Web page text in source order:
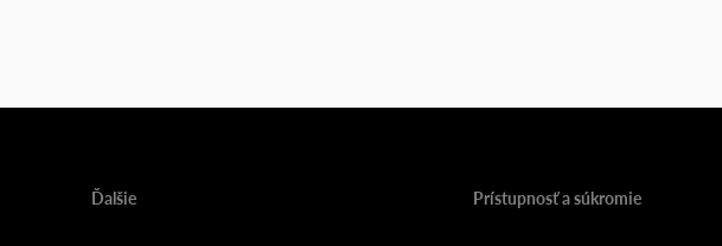
Ďalšie Prístupnosť a súkromie